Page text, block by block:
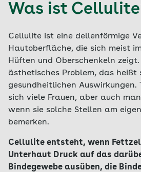
Was ist
Cellulite ist eine dellenförmige
Hautoberfläche, die sich meist
Hüften und Oberschenkeln
ästhetisches Problem, das heißt
gesundheitlichen Auswirkungen.
sich viele Frauen, aber auch
wenn sie solche Stellen am
bemerken.
Cellulite entsteht, wenn
Unterhaut Druck auf das
Bindegewebe ausüben, die